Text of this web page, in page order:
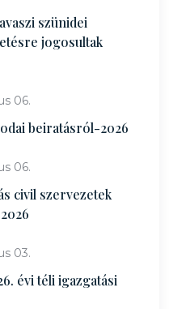
szünidei
jogosultak
06.
beiratásról-2026
06.
civil szervezetek
03.
évi téli igazgatási